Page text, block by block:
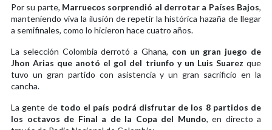
Por su parte, Marruecos sorprendió al derrotar a Países Bajos,
manteniendo viva la ilusión de repetir la histórica hazaña de llegar
a semifinales, como lo hicieron hace cuatro años.
La selección Colombia derrotó a Ghana, con un gran juego de
Jhon Arias que anotó el gol del triunfo y un Luis Suarez que
tuvo un gran partido con asistencia y un gran sacrificio en la
cancha.
La gente detodo el país podrá disfrutar de los 8 partidos de
los octavos de Final a de la Copa del Mundo, en directo a